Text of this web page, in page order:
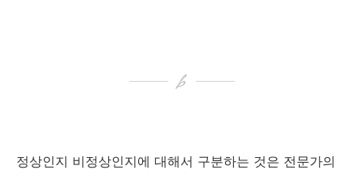
정상인지 비정상인지에 대해서 구분하는 것은 전문가의